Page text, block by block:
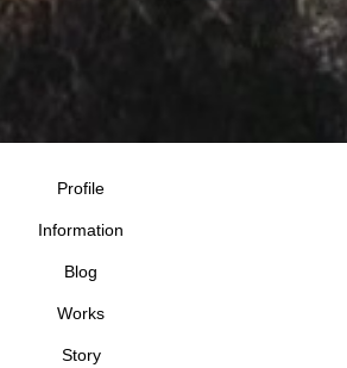
Profile
Information
Blog
Works
Story